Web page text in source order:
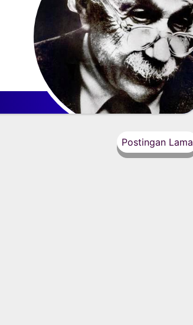
Postingan Lama